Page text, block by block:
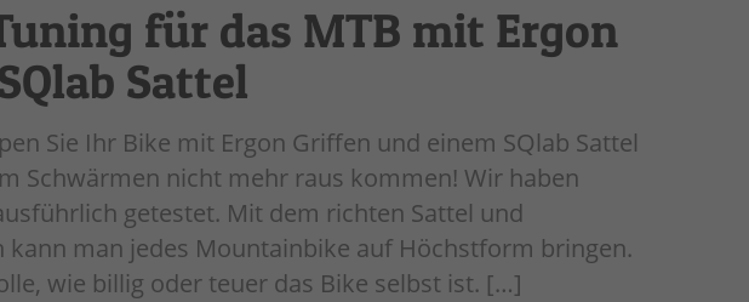
für das MTB mit Ergon
Sattel
Sie Ihr Bike mit Ergon Griffen und einem SQlab Sattel
Schwärmen nicht mehr raus kommen! Wir haben
getestet. Mit dem richten Sattel und
man jedes Mountainbike auf Höchstform bringen.
wie billig oder teuer das Bike selbst ist. […]